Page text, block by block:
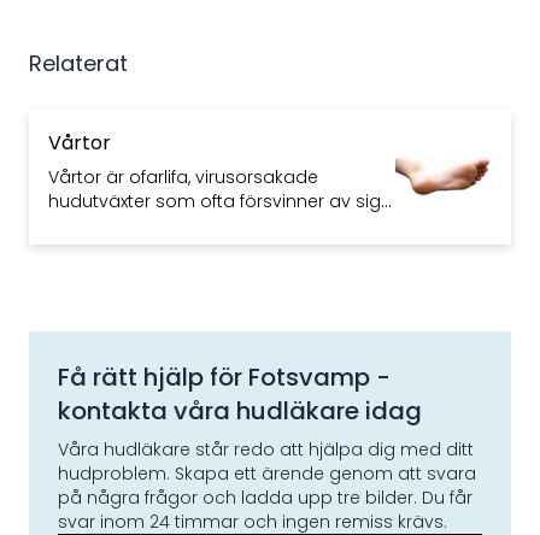
Relaterat
Vårtor
Vårtor är ofarlifa, virusorsakade
hudutväxter som ofta försvinner av sig
med receptfria läkemedel.
Få rätt hjälp för Fotsvamp -
kontakta våra hudläkare idag
Våra hudläkare står redo att hjälpa dig med ditt
hudproblem. Skapa ett ärende genom att svara
på några frågor och ladda upp tre bilder. Du får
svar inom 24 timmar och ingen remiss krävs.